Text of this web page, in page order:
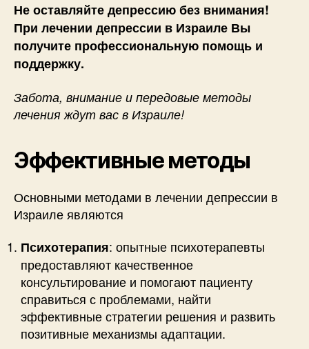
Не оставляйте депрессию без внимания!
При лечении депрессии в Израиле Вы
получите профессиональную помощь и
поддержку.
Забота, внимание и передовые методы
лечения ждут вас в Израиле!
Эффективные методы
Основными методами в лечении депрессии в
Израиле являются
Психотерапия: опытные психотерапевты
предоставляют качественное
консультирование и помогают пациенту
справиться с проблемами, найти
эффективные стратегии решения и развить
позитивные механизмы адаптации.